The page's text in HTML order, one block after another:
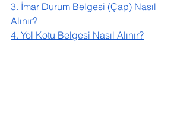
3. İmar Durum Belgesi (Çap) Nasıl
Alınır?
4. Yol Kotu Belgesi Nasıl Alınır?